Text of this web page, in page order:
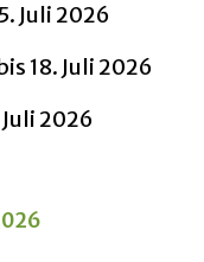
Juli 2026
18. Juli 2026
2026